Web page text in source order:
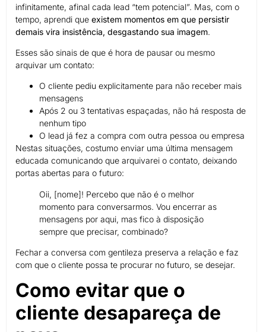
infinitamente, afinal cada lead “tem potencial”. Mas, com o
tempo, aprendi que existem momentos em que persistir
demais vira insistência, desgastando sua imagem.
Esses são sinais de que é hora de pausar ou mesmo
arquivar um contato:
O cliente pediu explicitamente para não receber mais
mensagens
Após 2 ou 3 tentativas espaçadas, não há resposta de
nenhum tipo
O lead já fez a compra com outra pessoa ou empresa
Nestas situações, costumo enviar uma última mensagem
educada comunicando que arquivarei o contato, deixando
portas abertas para o futuro:
Oii, [nome]! Percebo que não é o melhor
momento para conversarmos. Vou encerrar as
mensagens por aqui, mas fico à disposição
sempre que precisar, combinado?
Fechar a conversa com gentileza preserva a relação e faz
com que o cliente possa te procurar no futuro, se desejar.
Como evitar que o
cliente desapareça de